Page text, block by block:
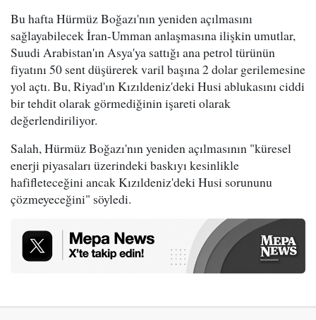
Bu hafta Hürmüz Boğazı'nın yeniden açılmasını
sağlayabilecek İran-Umman anlaşmasına ilişkin umutlar,
Suudi Arabistan'ın Asya'ya sattığı ana petrol türünün
fiyatını 50 sent düşürerek varil başına 2 dolar gerilemesine
yol açtı. Bu, Riyad'ın Kızıldeniz'deki Husi ablukasını ciddi
bir tehdit olarak görmediğinin işareti olarak
değerlendiriliyor.
Salah, Hürmüz Boğazı'nın yeniden açılmasının "küresel
enerji piyasaları üzerindeki baskıyı kesinlikle
hafifleteceğini ancak Kızıldeniz'deki Husi sorununu
çözmeyeceğini" söyledi.